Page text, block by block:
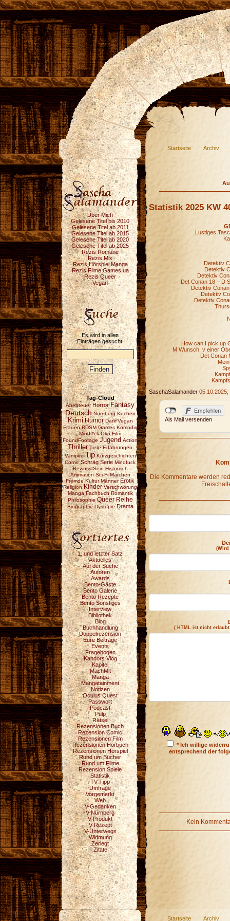
Startseite Archiv
Über Mich
Gelesene Titel bis 2010
Gelesene Titel ab 2011
Gelesene Titel ab 2015
Gelesene Titel ab 2020
Gelesene Titel ab 2025
Rezis Romane
Rezis Mix
Rezis Hörspiel Manga
Rezis Filme Games ua
Rezis Queer
Vegan
Es wird in allen
Einträgen gesucht.
Tag-Cloud
Abenteuer Horror Fantasy
Deutsch Nürnberg Kochen
Krimi Humor Dark Vegan
Frauen BDSM Games Komödie
Mindf*ck Öko Film
FoundFootage Jugend Action
Thriller Tiere Erfahrungen
Vampire Tip Kurzgeschichten
Comic Schräg Serie Mindfuck
BewusstSein Historisch
Animation Sci-Fi Märchen
Fremde Kultur Männer Erotik
Religion Kinder Verschwörung
Manga Fachbuch Romantik
Philosophie Queer Reihe
Biographie Dystopie Drama
1. und letzter Satz
Aktuelles
Auf der Suche
Autoren
Awards
Bento-Gäste
Bento Galerie
Bento Rezepte
Bento Sonstiges
Interview
Bibliothek
Blog
Buchhandlung
Doppelrezension
Eure Beiträge
Events
Fragebogen
Kahdors Vlog
Kapitel
MachMit
Manga
Mangatainment
Notizen
Oculus Quest
Passwort
Podcast
Pulp
Rätsel
Rezensionen Buch
Rezension Comic
Rezensionen Film
Rezensionen Hörbuch
Rezensionen Hörspiel
Rund um Bücher
Rund um Filme
Rezension Spiele
Statistik
TV Tipp
Umfrage
Vorgemerkt
Web
V-Gedanken
V-Nürnberg
V-Produkt
V-Rezept
V-Unterwegs
Widmung
Zerlegt
Zitate
Statistik 2025 KW
Lustiges
Detektiv
Detektiv
Detektiv
Det Conan 18 – D
Detektiv
Detektiv
Detektiv
How can I pick up
M Wunsch, v einer
Det Conan
SaschaSalamander 05.10.2025,
Als Mail versenden
Die Kommentare werden
(Wird
( HTML ist nicht
* Ich willige
entsprechend der
Kein
Startseite Archiv